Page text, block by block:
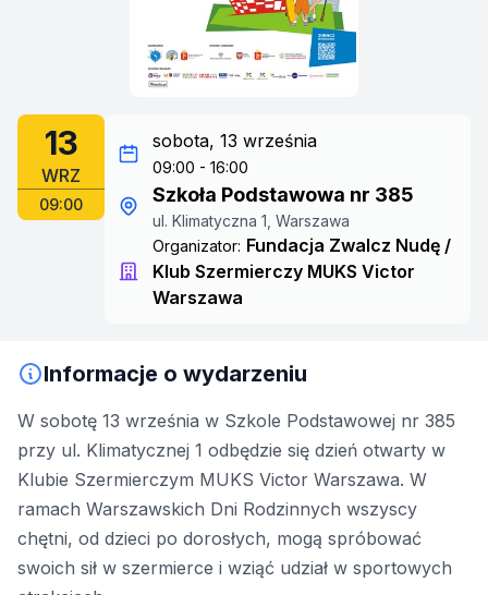
13
WRZ
09:00
sobota, 13 września
09:00 - 16:00
Szkoła Podstawowa nr 385
ul. Klimatyczna 1, Warszawa
Organizator: Fundacja Zwalcz Nudę /
Klub Szermierczy MUKS Victor
Warszawa
Informacje o wydarzeniu
W sobotę 13 września w Szkole Podstawowej nr 385
przy ul. Klimatycznej 1 odbędzie się dzień otwarty w
Klubie Szermierczym MUKS Victor Warszawa. W
ramach Warszawskich Dni Rodzinnych wszyscy
chętni, od dzieci po dorosłych, mogą spróbować
swoich sił w szermierce i wziąć udział w sportowych